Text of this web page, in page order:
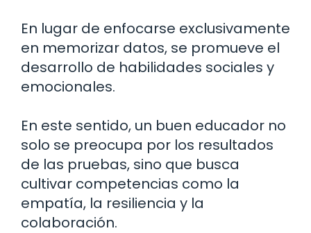
En lugar de enfocarse exclusivamente
en memorizar datos, se promueve el
desarrollo de habilidades sociales y
emocionales.
En este sentido, un buen educador no
solo se preocupa por los resultados
de las pruebas, sino que busca
cultivar competencias como la
empatía, la resiliencia y la
colaboración.